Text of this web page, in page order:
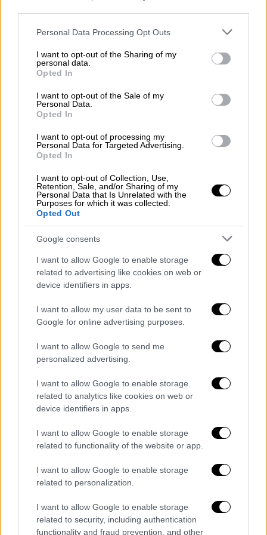
Please note that this website/app uses one or more Google
not limited to your visit or usage behaviour. You may click to
grant or deny consent to Google and its third-party tags to
use your data for below specified purposes in below Google
consent section.
Personal Data Processing Opt Outs
I want to opt-out of the Sharing of my
personal data.
Opted In
I want to opt-out of the Sale of my
Personal Data.
Opted In
I want to opt-out of processing my
Personal Data for Targeted Advertising.
Opted In
I want to opt-out of Collection, Use,
Retention, Sale, and/or Sharing of my
Personal Data that Is Unrelated with the
Purposes for which it was collected.
Opted Out
Google consents
I want to allow Google to enable storage
related to advertising like cookies on web or
device identifiers in apps.
I want to allow my user data to be sent to
Google for online advertising purposes.
I want to allow Google to send me
personalized advertising.
I want to allow Google to enable storage
related to analytics like cookies on web or
device identifiers in apps.
I want to allow Google to enable storage
related to functionality of the website or app.
I want to allow Google to enable storage
related to personalization.
I want to allow Google to enable storage
related to security, including authentication
functionality and fraud prevention, and other
Κουέστα απομάκρυνε με τα πόδια. Το πρώτο
ημίχρονο βρήκε τους «Ομιλίτες» να
της αναμέτρησης, την στιγμή που ο Μορόν
δεν είχε καταφέρει να απειλήσει τα καρέ
του Χριστογεώργου.
Με το ξεκίνημα του δευτέρου ημιχρόνου ο
Μορόν στο 50΄ έκανε μέσα σε ένα λεπτό
αισθητή την παρουσία του, αρχικά με
διαγώνιο σουτ και στη συνέχεια με κεφαλιά.
Οι «Κίτρινοι» άρχισαν να αποκτούν παλμό,
όμως ο ΟΦΗ με την πρώτη ευκαιρία του στην
επανάληψη σκόραρε με καρφωτή κεφαλιά
του Λαμπρόπουλου από το ύψος της μικρής
περιοχής διπλασιάζοντας τα τέρματα της
ομάδας του (57΄).
Οι Θεσσαλονικείς αν και βρέθηκαν με την
κερδίζοντας στο 68΄ πέναλτι σε χέρι του
Χατζηθεοδωρίδη. Ο «συνήθης ύποπτος»
Λορέν Μορόν, ανέλαβε την «εσχάτη των
ποινών» δίνοντας νέο ένδιαφέρον στο ματς,
με το εύστοχο χτύπημα πέναλτι (2-1).
Ο Άρης αναθάρρησε μετά το γκολ και έφτασε
κοντά στη ισοφάριση στο 72΄, όταν ο
Φαμπιάνο πήρε την κεφαλιά από τον
Λαμπρόπουλο όμως αστόχησε. Οι
γηπεδούχοι στη συνέχεια επιχείρησαν να
«ροκανίσουν» τον χρόνο αποφεύγοντας τα
ισοφαριστούν αφού μετά από λάθος του
Κουτεντάκη, ο Σαβιέρο βρέθηκε σε